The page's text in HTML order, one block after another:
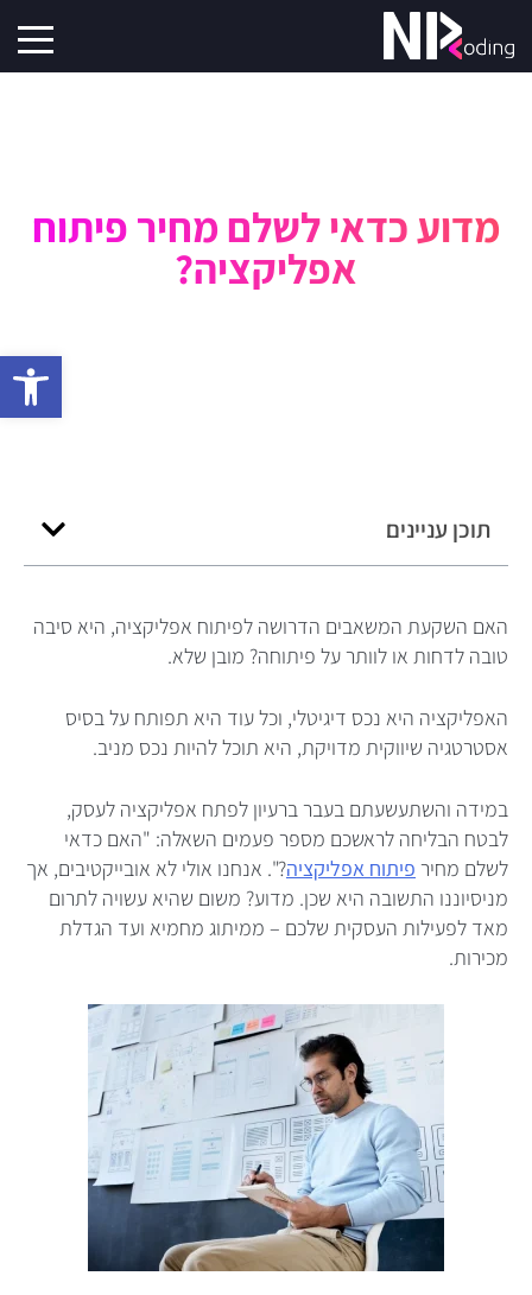
פתח
מדוע כדאי לשלם מחיר פיתוח
אפליקציה?
האם השקעת המשאבים הדרושה לפיתוח אפליקציה, היא סיבה
טובה לדחות או לוותר על פיתוחה? מובן שלא.
האפליקציה היא נכס דיגיטלי, וכל עוד היא תפותח על בסיס
אסטרטגיה שיווקית מדויקת, היא תוכל להיות נכס מניב.
במידה והשתעשעתם בעבר ברעיון לפתח אפליקציה לעסק,
לבטח הבליחה לראשכם מספר פעמים השאלה: "האם כדאי
לשלם מחיר פיתוח אפליקציה?". אנחנו אולי לא אובייקטיבים, אך
מניסיוננו התשובה היא שכן. מדוע? משום שהיא עשויה לתרום
מאד לפעילות העסקית שלכם – ממיתוג מחמיא ועד הגדלת
מכירות.
תוכן עניינים